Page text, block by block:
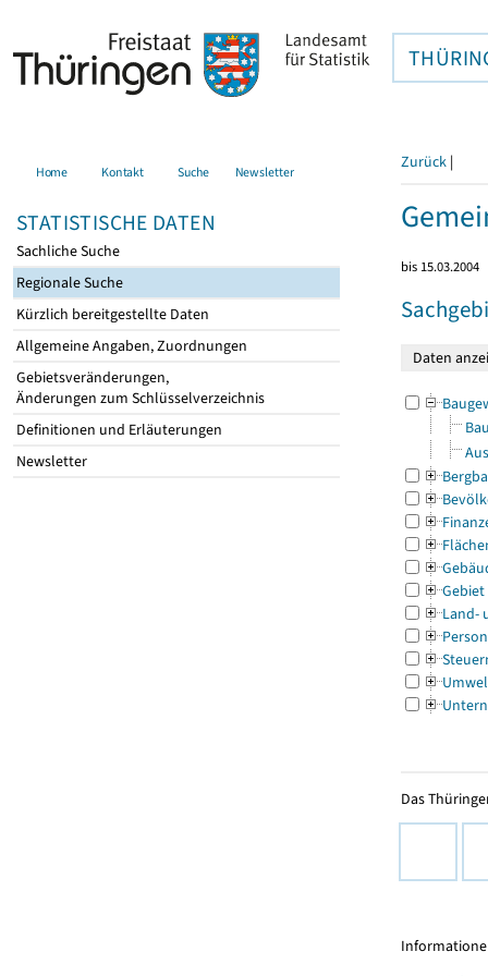
Home Kontakt Suche Newsletter
STATISTISCHE DATEN
Sachliche Suche
Regionale Suche
Kürzlich bereitgestellte Daten
Allgemeine Angaben, Zuordnungen
Gebietsveränderungen,
Änderungen zum Schlüsselverzeichnis
Definitionen und Erläuterungen
Newsletter
Zurück |
bis 15.03.2004
Gebiet
Land-
Das